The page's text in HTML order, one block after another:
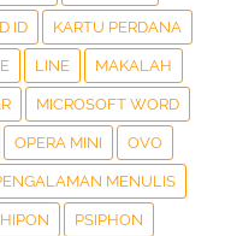
ID KARTU PERDANA
LINE MAKALAH
MICROSOFT WORD
OPERA MINI OVO
MENULIS
PSIPHON